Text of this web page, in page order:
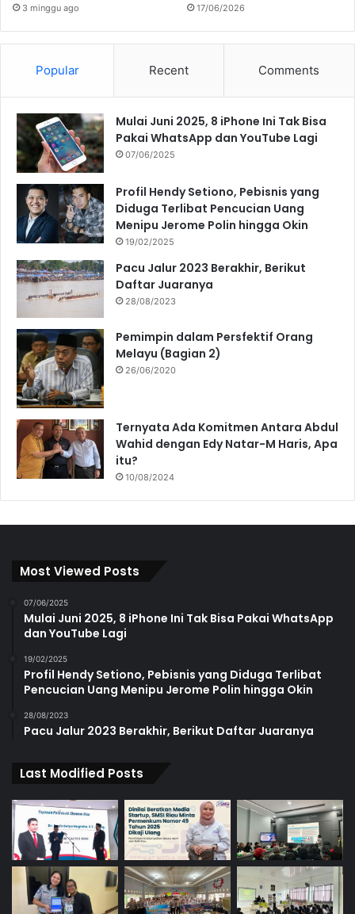
3 minggu ago 17/06/2026
Popular Recent Comments
Mulai Juni 2025, 8 iPhone Ini Tak Bisa
Pakai WhatsApp dan YouTube Lagi
07/06/2025
Profil Hendy Setiono, Pebisnis yang
Diduga Terlibat Pencucian Uang
Menipu Jerome Polin hingga Okin
19/02/2025
Pacu Jalur 2023 Berakhir, Berikut
Daftar Juaranya
28/08/2023
Pemimpin dalam Persfektif Orang
Melayu (Bagian 2)
26/06/2020
Ternyata Ada Komitmen Antara Abdul
Wahid dengan Edy Natar-M Haris, Apa
itu?
10/08/2024
Most Viewed Posts
07/06/2025
Mulai Juni 2025, 8 iPhone Ini Tak Bisa Pakai WhatsApp
dan YouTube Lagi
19/02/2025
Profil Hendy Setiono, Pebisnis yang Diduga Terlibat
Pencucian Uang Menipu Jerome Polin hingga Okin
28/08/2023
Pacu Jalur 2023 Berakhir, Berikut Daftar Juaranya
Last Modified Posts